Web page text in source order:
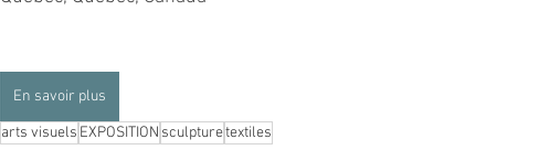
En savoir plus
arts visuels EXPOSITION sculpturetextiles